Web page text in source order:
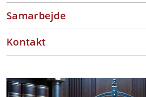
Samarbejde
Kontakt